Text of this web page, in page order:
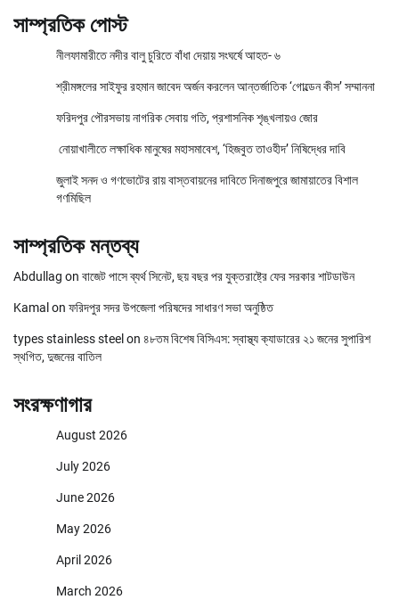
সাম্প্রতিক পোস্ট
নীলফামারীতে নদীর বালু চুরিতে বাঁধা দেয়ায় সংঘর্ষে আহত- ৬
শ্রীমঙ্গলের সাইফুর রহমান জাবেদ অর্জন করলেন আন্তর্জাতিক ‘গোল্ডেন কীস’ সম্মাননা
ফরিদপুর পৌরসভায় নাগরিক সেবায় গতি, প্রশাসনিক শৃঙ্খলায়ও জোর
নোয়াখালীতে লক্ষাধিক মানুষের মহাসমাবেশ, ‘হিজবুত তাওহীদ’ নিষিদ্ধের দাবি
জুলাই সনদ ও গণভোটের রায় বাস্তবায়নের দাবিতে দিনাজপুরে জামায়াতের বিশাল
গণমিছিল
সাম্প্রতিক মন্তব্য
Abdullag on বাজেট পাসে ব্যর্থ সিনেট, ছয় বছর পর যুক্তরাষ্ট্রে ফের সরকার শাটডাউন
Kamal on ফরিদপুর সদর উপজেলা পরিষদের সাধারণ সভা অনুষ্ঠিত
types stainless steel on ৪৮তম বিশেষ বিসিএস: স্বাস্থ্য ক্যাডারের ২১ জনের সুপারিশ
স্থগিত, দুজনের বাতিল
সংরক্ষণাগার
August 2026
July 2026
June 2026
May 2026
April 2026
March 2026